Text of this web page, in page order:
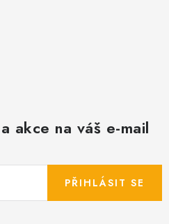
akce na váš e-mail
PŘIHLÁSIT SE